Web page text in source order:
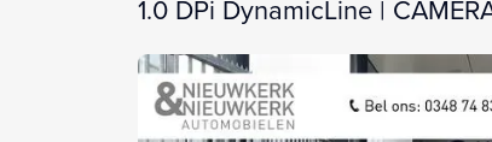
1.0 DPi DynamicLine |